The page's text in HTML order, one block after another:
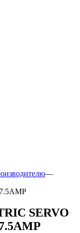
—
SERVO